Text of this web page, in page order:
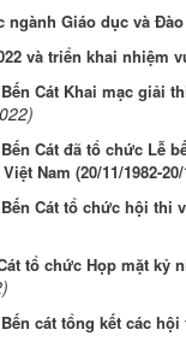
Giáo dục và
và triển khai nhiệm
Cát Khai mạc giải
Cát đã tổ chức Lễ
Nam (20/11/1982-20/
Cát tổ chức hội thi
tổ chức Họp mặt kỷ
cát tổng kết các